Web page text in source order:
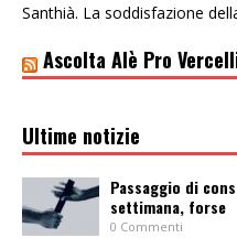
Santhià. La soddisfazione
Ascolta Alè Pro
Ultime notizie
Passaggio di
settimana, forse
0 Commenti